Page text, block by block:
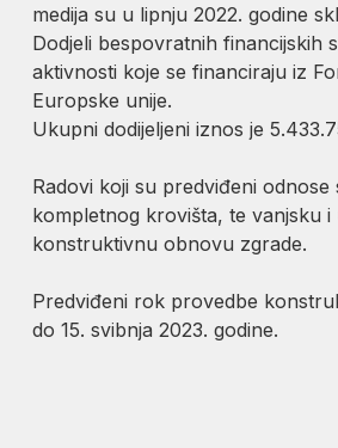
medija su u lipnju 2022. godine
Dodjeli bespovratnih financijskih
aktivnosti koje se financiraju iz
Europske unije.
Ukupni dodijeljeni iznos je
Radovi koji su predviđeni odnose
kompletnog krovišta, te vanjsku i
konstruktivnu obnovu zgrade.
Predviđeni rok provedbe
do 15. svibnja 2023. godine.